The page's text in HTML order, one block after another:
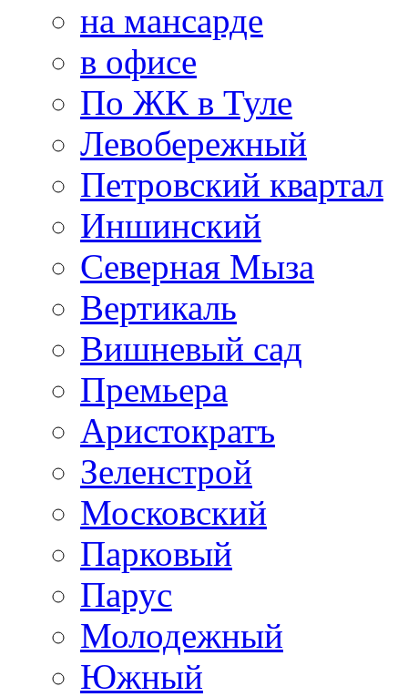
на мансарде
в офисе
По ЖК в Туле
Левобережный
Петровский квартал
Иншинский
Северная Мыза
Вертикаль
Вишневый сад
Премьера
Аристократъ
Зеленстрой
Московский
Парковый
Парус
Молодежный
Южный